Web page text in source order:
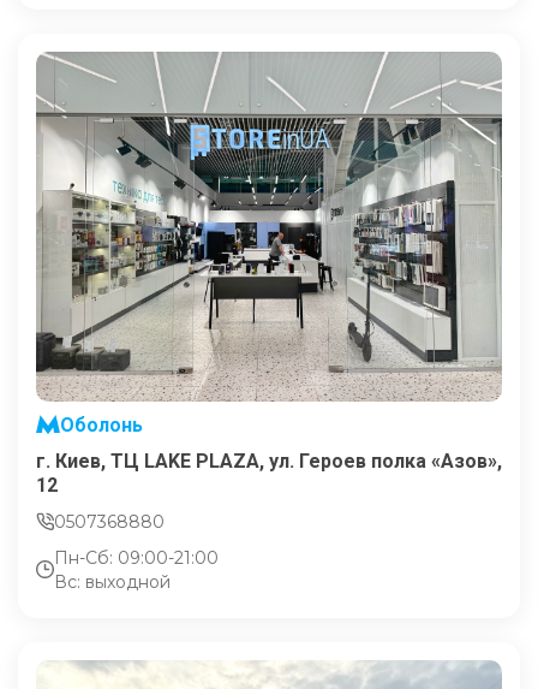
Оболонь
г. Киев, ТЦ LAKE PLAZA, ул. Героев полка «Азов»,
12
0507368880
Пн-Сб: 09:00-21:00
Вс: выходной